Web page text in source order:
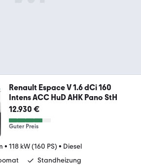
Renault Espace V 1.6 dCi 160
Intens ACC HuD AHK Pano StH
12.930 €
Guter Preis
• 118 kW (160 PS) • Diesel
Standheizung